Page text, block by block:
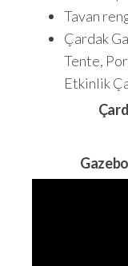
Tavan
Çardak
Tente,
Etkinlik